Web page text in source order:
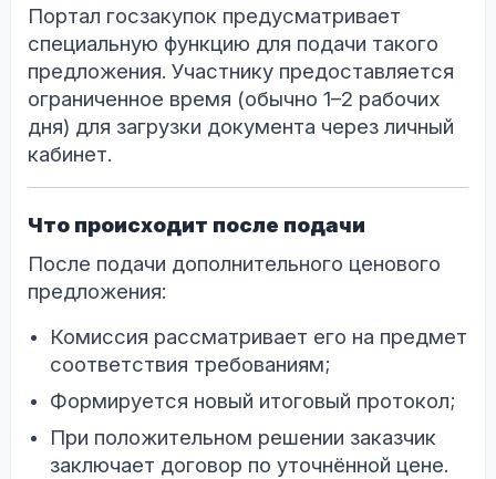
Портал госзакупок предусматривает
специальную функцию для подачи такого
предложения. Участнику предоставляется
ограниченное время (обычно 1–2 рабочих
дня) для загрузки документа через личный
кабинет.
Что происходит после подачи
После подачи дополнительного ценового
предложения:
Комиссия рассматривает его на предмет
соответствия требованиям;
Формируется новый итоговый протокол;
При положительном решении заказчик
заключает договор по уточнённой цене.